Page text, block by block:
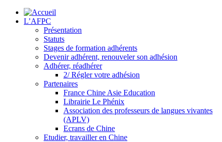
L’AFPC
Présentation
Statuts
Stages de formation adhérents
Devenir adhérent, renouveler son adhésion
Adhérer, réadhérer
2/ Régler votre adhésion
Partenaires
France Chine Asie Education
Librairie Le Phénix
Association des professeurs de langues vivantes
(APLV)
Ecrans de Chine
Etudier, travailler en Chine